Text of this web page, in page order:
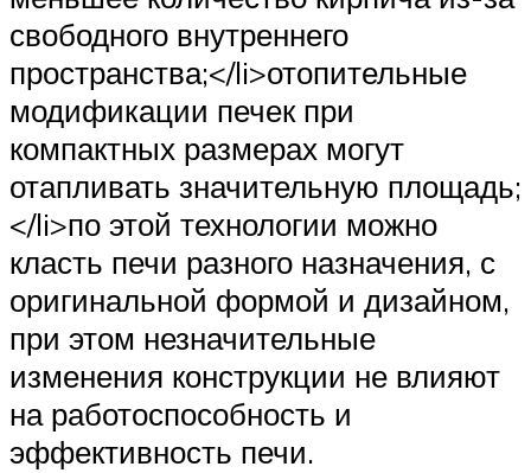
свободного внутреннего
пространства;</li>отопительные
модификации печек при
компактных размерах могут
отапливать значительную площадь;
</li>по этой технологии можно
класть печи разного назначения, с
оригинальной формой и дизайном,
при этом незначительные
изменения конструкции не влияют
на работоспособность и
эффективность печи.